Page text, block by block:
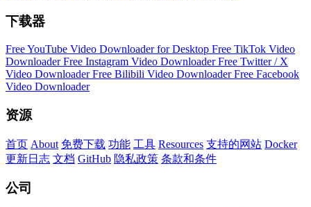
下载器
Free YouTube Video Downloader for Desktop Free TikTok Video
DownloaderFree Instagram Video DownloaderFree Twitter / X
Video DownloaderFree Bilibili Video DownloaderFree Facebook
Video Downloader
资源
首页 About 免费下载 功能 工具 Resources 支持的网站 Docker
更新日志 文档 GitHub 隐私政策 条款和条件
公司